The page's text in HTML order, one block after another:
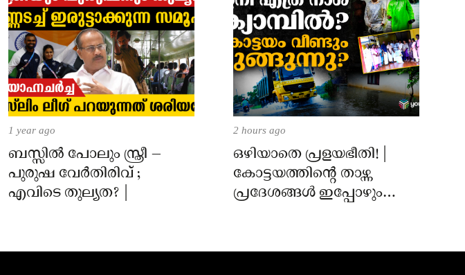
1 year ago
ബസ്സിൽ പോലും സ്ത്രീ –
പുരുഷ വേർതിരിവ് ;
എവിടെ തുല്യത? |
2 hours ago
ഒഴിയാതെ പ്രളയഭീതി! |
കോട്ടയത്തിന്റെ താഴ്ന്ന
പ്രദേശങ്ങൾ ഇപ്പോഴും